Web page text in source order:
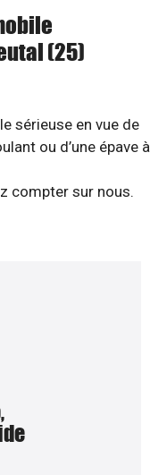
(25)
sérieuse en vue de
ou d’une épave à
compter sur nous.